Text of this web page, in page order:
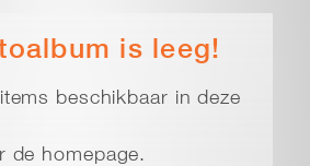
is leeg!
beschikbaar in deze
de homepage.